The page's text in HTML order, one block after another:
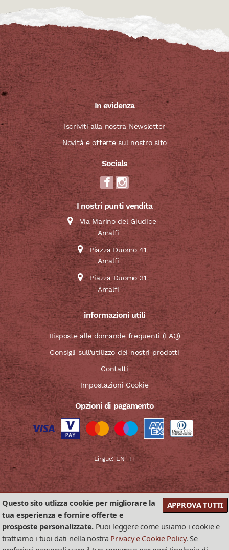
APPROVA TUTTI
Questo sito utlizza cookie per migliorare la
tua esperienza e fornire offerte e
prosposte personalizzate. Puoi leggere come usiamo i cookie e
trattiamo i tuoi dati nella nostra Privacy e Cookie Policy. Se
In evidenza
Iscriviti alla nostra Newsletter
Novità e offerte sul nostro sito
Socials
I nostri punti vendita
Via Marino del Giudice
Amalfi
Piazza Duomo 41
Amalfi
Piazza Duomo 31
Amalfi
informazioni utili
Risposte alle domande frequenti (FAQ)
Consigli sull'utilizzo dei nostri prodotti
Contatti
Impostazioni Cookie
Opzioni di pagamento
Lingue:EN|IT
Privacy & Cookies Policy Termini e Condizioni di vendita
2026 © La Scuderia del Duca di Andrea De Luca – P.I. IT01109700656
Realizzato daAMALFIWEB Srls-Credits